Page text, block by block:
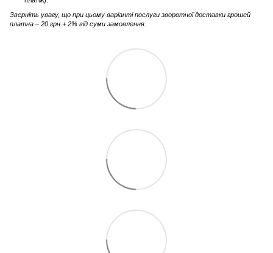
Зверніть увагу, що при цьому варіанті послуги зворотної доставки грошей
платна – 20 грн + 2% від суми замовлення.